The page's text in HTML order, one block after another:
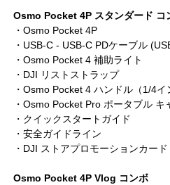
Osmo Pocket 4P スタンダード コ
・Osmo Pocket 4P
・USB-C - USB-C PDケーブル
・Osmo Pocket 4 補助ライト
・DJI リストストラップ
・Osmo Pocket 4 ハンドル（1/4イ
・Osmo Pocket Pro ポータブル キ
・クイックスタートガイド
・安全ガイドライン
・DJI ストアプロモーションカード
Osmo Pocket 4P Vlog コンボ